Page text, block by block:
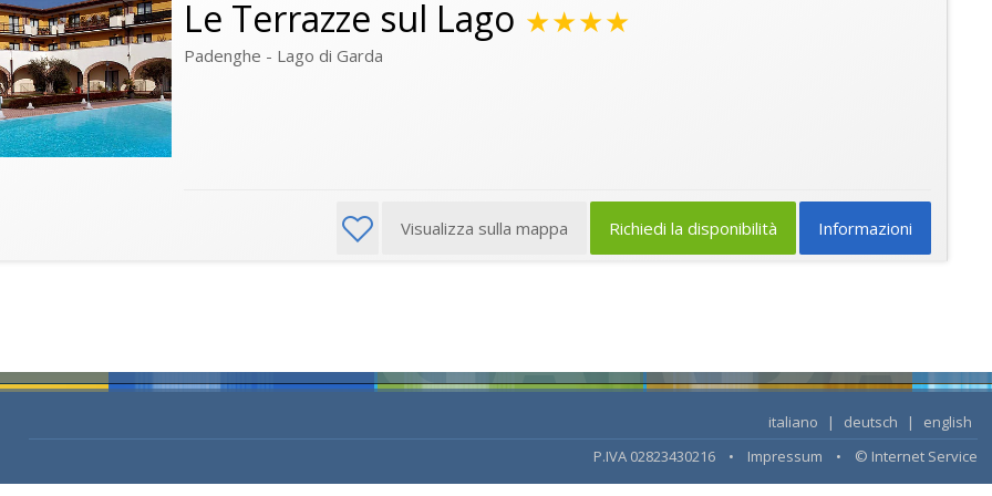
Le Terrazze sul Lago ★★★★
Padenghe - Lago di Garda
Informazioni
Richiedi la disponibilità
Visualizza sulla mappa
italiano | deutsch |
english
P.IVA 02823430216 • Impressum • © Internet Service